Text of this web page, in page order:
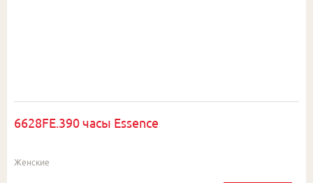
6628FE.390 часы Essence
Женские